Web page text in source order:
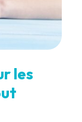
les